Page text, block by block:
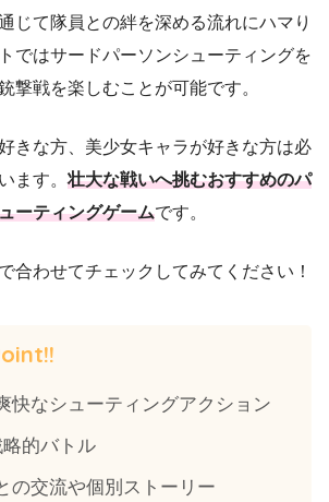
じて隊員との絆を深める流れにハマり
ではサードパーソンシューティングを
撃戦を楽しむことが可能です。
きな方、美少女キャラが好きな方は必
ます。壮大な戦いへ挑むおすすめのパ
ーティングゲームです。
合わせてチェックしてみてください！
快なシューティングアクション
的バトル
の交流や個別ストーリー